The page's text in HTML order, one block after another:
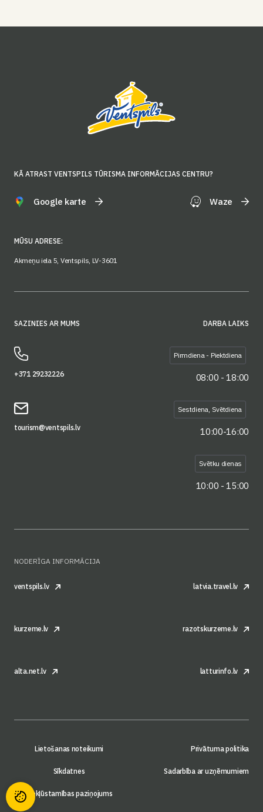
KĀ ATRAST VENTSPILS TŪRISMA INFORMĀCIJAS CENTRU?
Google karte Waze
MŪSU ADRESE:
Akmeņu iela 5, Ventspils, LV-3601
SAZINIES AR MUMS
+371 29232226
tourism@ventspils.lv
DARBA LAIKS
Pirmdiena - Piektdiena
08:00 - 18:00
Sestdiena, Svētdiena
10:00-16:00
Svētku dienas
10:00 - 15:00
NODERĪGA INFORMĀCIJA
ventspils.lv latvia.travel.lv
kurzeme.lv razotskurzeme.lv
alta.net.lv latturinfo.lv
Lietošanas noteikumi Privātuma politika
Sīkdatnes Sadarbība ar uzņēmumiem
Piekļūstamības paziņojums